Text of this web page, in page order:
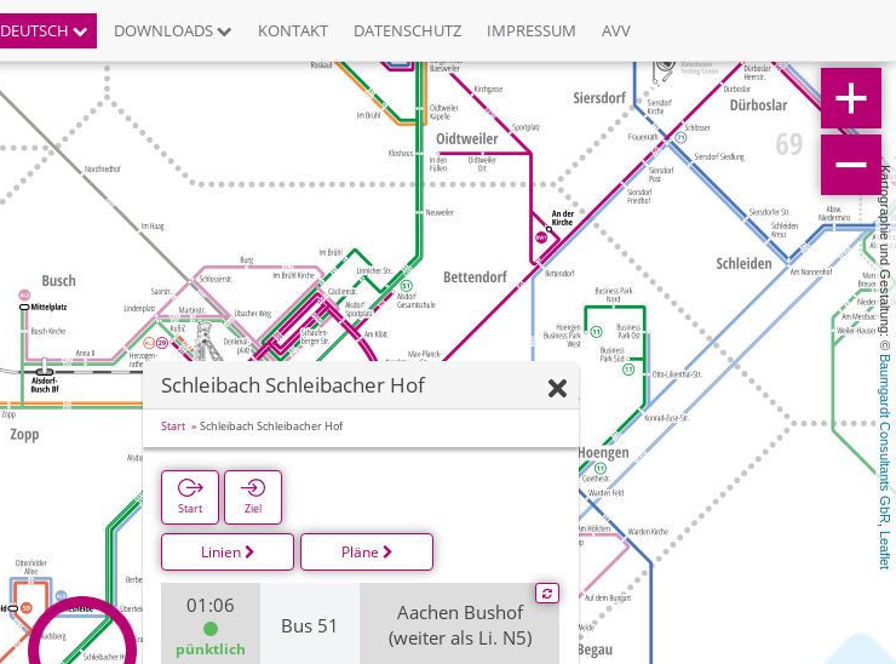
DEUTSCH DOWNLOADS KONTAKT DATENSCHUTZ IMPRESSUM AVV
Kartographie und Gestaltung: ©
Baumgardt Consultants GbR
,
Leaflet
Schleibach Schleibacher Hof
Start Schleibach Schleibacher Hof
Start Ziel
Linien Pläne
01:06
pünktlich
Bus 51
Aachen Bushof
(weiter als Li. N5)